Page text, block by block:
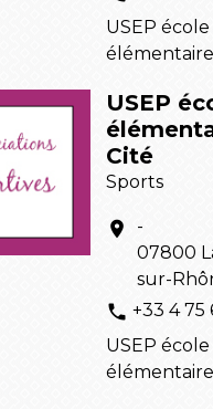
USEP école
USEP
Cité
Sports
location_on
-
07800
sur-
phone +33 4 75
USEP école